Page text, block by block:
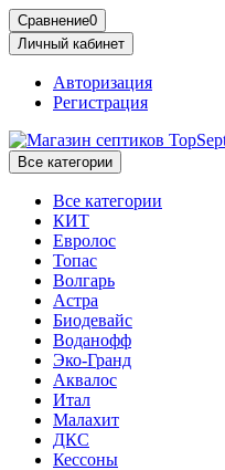
Сравнение0
Личный кабинет
Авторизация
Регистрация
Все категории
Все категории
КИТ
Евролос
Топас
Волгарь
Астра
Биодевайс
Воданофф
Эко-Гранд
Аквалос
Итал
Малахит
ДКС
Кессоны